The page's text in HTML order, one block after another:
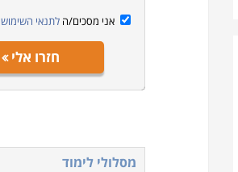
אני מסכים/הלתנאי השימוש
חזרו אלי
מסלולי לימוד